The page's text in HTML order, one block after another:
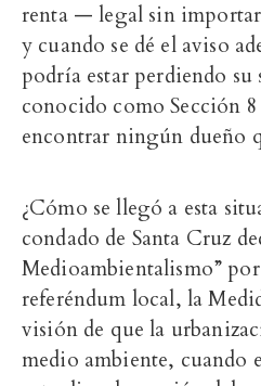
renta — legal sin
y cuando se dé el aviso
podría estar perdiendo su
conocido como Sección
encontrar ningún dueño
¿Cómo se llegó a esta
condado de Santa Cruz
Medioambientalismo”
referéndum local, la
visión de que la
medio ambiente, cuando